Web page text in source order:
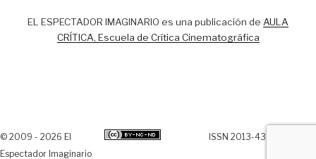
EL ESPECTADOR IMAGINARIO es una publicación de AULA
CRÍTICA, Escuela de Crítica Cinematográfica
© 2009 - 2026 El
Espectador Imaginario
ISSN 2013-438X